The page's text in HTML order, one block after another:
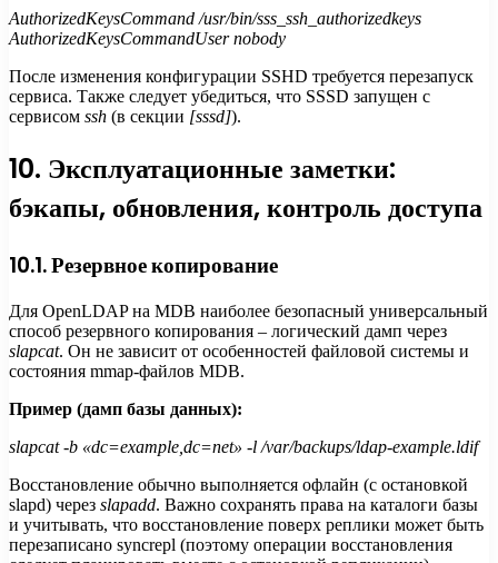
AuthorizedKeysCommand /usr/bin/sss_ssh_authorizedkeys
AuthorizedKeysCommandUser nobody
После изменения конфигурации SSHD требуется перезапуск
сервиса. Также следует убедиться, что SSSD запущен с
сервисом ssh (в секции [sssd]).
10. Эксплуатационные заметки:
бэкапы, обновления, контроль доступа
10.1. Резервное копирование
Для OpenLDAP на MDB наиболее безопасный универсальный
способ резервного копирования – логический дамп через
slapcat. Он не зависит от особенностей файловой системы и
состояния mmap-файлов MDB.
Пример (дамп базы данных):
slapcat -b «dc=example,dc=net» -l /var/backups/ldap-example.ldif
Восстановление обычно выполняется офлайн (с остановкой
slapd) через slapadd. Важно сохранять права на каталоги базы
и учитывать, что восстановление поверх реплики может быть
перезаписано syncrepl (поэтому операции восстановления